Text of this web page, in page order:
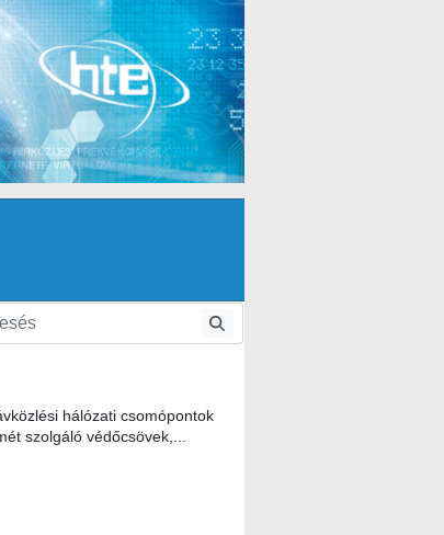
hálózati csomópontok
szolgáló védőcsövek,...